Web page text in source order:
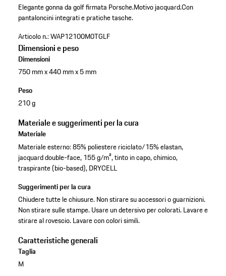
Elegante gonna da golf firmata Porsche.Motivo jacquard.Con
pantaloncini integrati e pratiche tasche.
Articolo n.:WAP12100M0TGLF
Dimensioni e peso
Dimensioni
750 mm x 440 mm x 5 mm
Peso
210 g
Materiale e suggerimenti per la cura
Materiale
Materiale esterno: 85% poliestere riciclato/15% elastan,
jacquard double-face, 155 g/m², tinto in capo, chimico,
traspirante (bio-based), DRYCELL
Suggerimenti per la cura
Chiudere tutte le chiusure. Non stirare su accessori o guarnizioni.
Non stirare sulle stampe. Usare un detersivo per colorati. Lavare e
stirare al rovescio. Lavare con colori simili.
Caratteristiche generali
Taglia
M